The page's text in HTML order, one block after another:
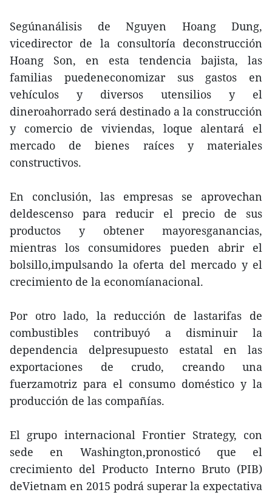
Segúnanálisis de Nguyen Hoang Dung,
vicedirector de la consultoría deconstrucción
Hoang Son, en esta tendencia bajista, las
familias puedeneconomizar sus gastos en
vehículos y diversos utensilios y el
dineroahorrado será destinado a la construcción
y comercio de viviendas, loque alentará el
mercado de bienes raíces y materiales
constructivos.
En conclusión, las empresas se aprovechan
deldescenso para reducir el precio de sus
productos y obtener mayoresganancias,
mientras los consumidores pueden abrir el
bolsillo,impulsando la oferta del mercado y el
crecimiento de la economíanacional.
Por otro lado, la reducción de lastarifas de
combustibles contribuyó a disminuir la
dependencia delpresupuesto estatal en las
exportaciones de crudo, creando una
fuerzamotriz para el consumo doméstico y la
producción de las compañías.
El grupo internacional Frontier Strategy, con
sede en Washington,pronosticó que el
crecimiento del Producto Interno Bruto (PIB)
deVietnam en 2015 podrá superar la expectativa